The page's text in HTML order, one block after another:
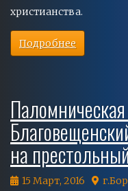
христианства.
Подробнее
на
15 Март, 2016